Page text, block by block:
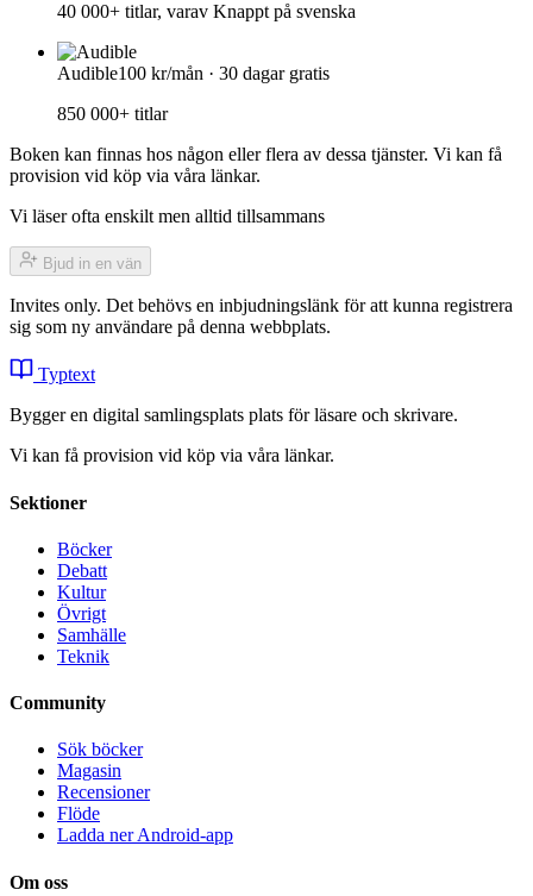
40 000+ titlar, varav Knappt på svenska
Audible100 kr/mån · 30 dagar gratis
850 000+ titlar
Boken kan finnas hos någon eller flera av dessa tjänster. Vi kan få
provision vid köp via våra länkar.
Vi läser ofta enskilt men alltid tillsammans
Bjud in en vän
Invites only. Det behövs en inbjudningslänk för att kunna registrera
sig som ny användare på denna webbplats.
Typtext
Bygger en digital samlingsplats plats för läsare och skrivare.
Vi kan få provision vid köp via våra länkar.
Sektioner
Böcker
Debatt
Kultur
Övrigt
Samhälle
Teknik
Community
Sök böcker
Magasin
Recensioner
Flöde
Ladda ner Android-app
Om oss